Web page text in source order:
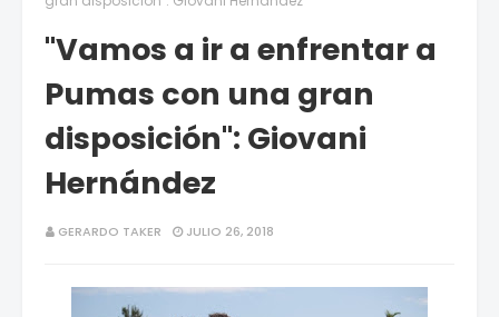
"Vamos a ir a enfrentar a
Pumas con una gran
disposición": Giovani
Hernández
GERARDO TAKER JULIO 26, 2018